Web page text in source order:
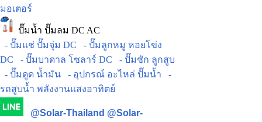
มอเตอร์
ปั๊มน้ำ ปั๊มลม DC AC
- ปั๊มแช่ ปั๊มจุ่ม DC
- ปั๊มลูกหมู หอยโข่ง
DC
- ปั๊มบาดาล โซลาร์ DC
- ปั๊มชัก ลูกสูบ
- ปั๊มดูด น้ำมัน
- อุปกรณ์ อะไหล่ ปั๊มน้ำ
-
รถสูบน้ำ พลังงานแสงอาทิตย์
@Solar-Thailand @Solar-